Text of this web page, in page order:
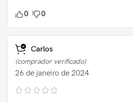
0 0
Carlos
(comprador verificado)
26 de janeiro de 2024